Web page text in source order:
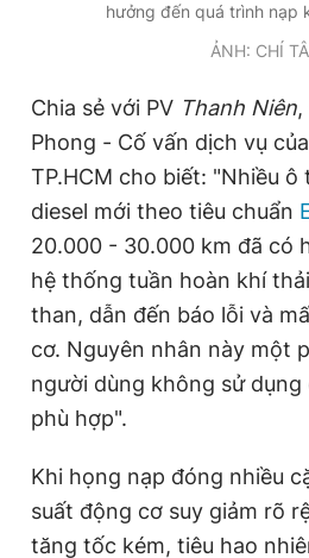
hưởng đến quá trình nạp
ẢNH: CHÍ
Chia sẻ với PV Thanh Niên,
Phong - Cố vấn dịch vụ
TP.HCM cho biết: "Nhiều
diesel mới theo tiêu chuẩn
20.000 - 30.000 km đã có
hệ thống tuần hoàn khí
than, dẫn đến báo lỗi và
cơ. Nguyên nhân này một
người dùng không sử dụng
phù hợp".
Khi họng nạp đóng nhiều
suất động cơ suy giảm rõ
tăng tốc kém, tiêu hao